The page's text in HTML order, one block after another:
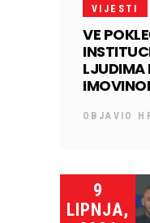
VIJESTI
VE
LJUDIMA
OBJAVIO
9
LIPNJA,